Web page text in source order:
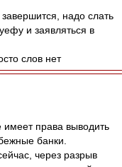
надо слать
и заявляться в
слов нет
имеет права выводить
банки.
через разрыв